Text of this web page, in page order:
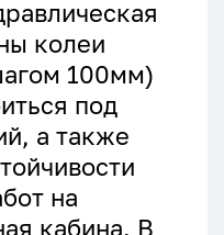
колеи
100мм)
под
а также
на
кабина. В